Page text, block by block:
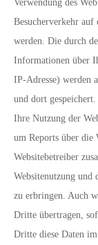
Verwendung des
Besucherverkehr auf
werden. Die durch
Informationen über
IP-Adresse) werden
und dort
Ihre Nutzung der
um Reports über die
Websitebetreiber
Websitenutzung und
zu erbringen. Auch
Dritte übertragen,
Dritte diese Daten